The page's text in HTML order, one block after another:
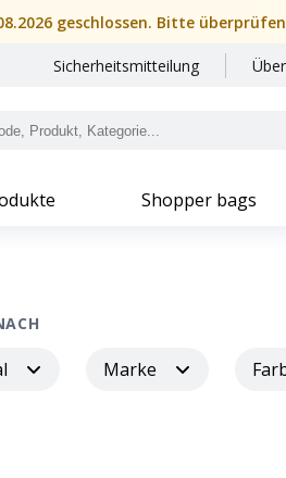
geschlossen. Bitte
Sicherheitsmitteilung
Shopper bags
Marke